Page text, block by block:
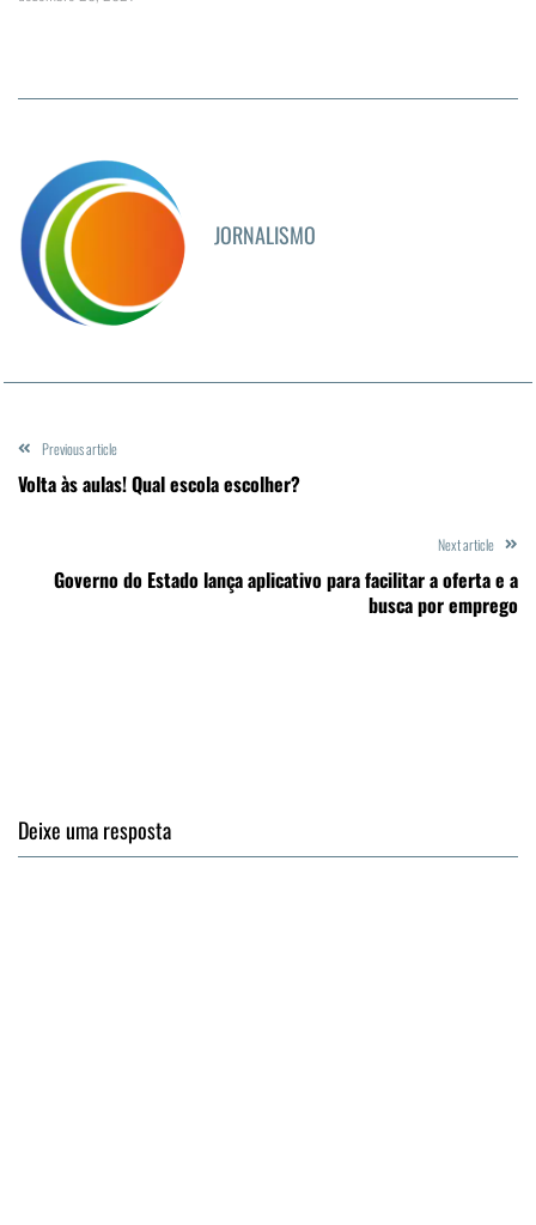
JORNALISMO
Previous article
Volta às aulas! Qual escola escolher?
Next article
Governo do Estado lança aplicativo para facilitar a oferta e a
busca por emprego
Deixe uma resposta